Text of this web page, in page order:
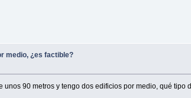
medio, ¿es factible?
90 metros y tengo dos edificios por medio, qué tipo